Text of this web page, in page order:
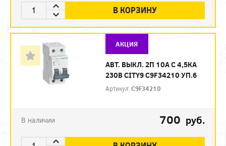
В КОРЗИНУ
АКЦИЯ
АВТ. ВЫКЛ. 2П 10А С 4,5КА
230В CITY9 C9F34210 УП.6
Артикул:C9F34210
В наличии 700 руб.